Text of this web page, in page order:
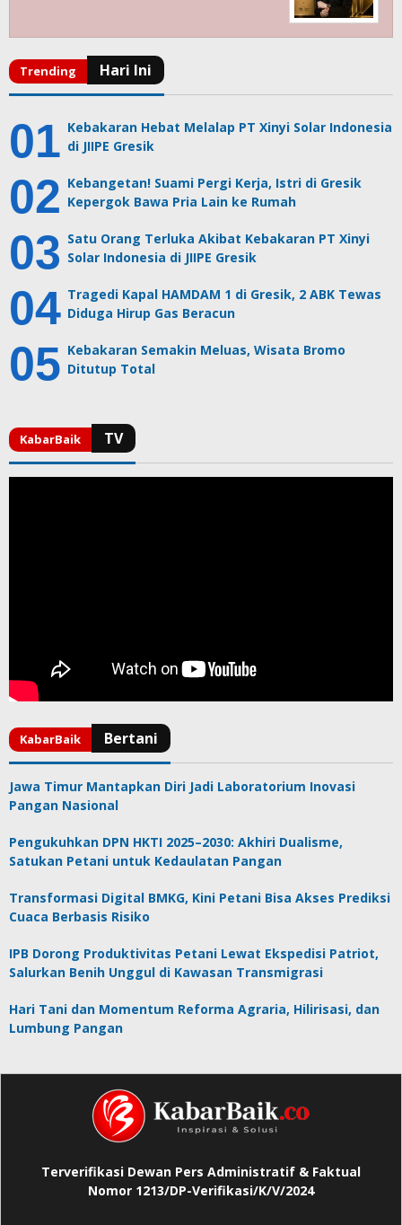
Kebakaran Hebat Melalap PT Xinyi Solar Indonesia
di JIIPE Gresik
Kebangetan! Suami Pergi Kerja, Istri di Gresik
Kepergok Bawa Pria Lain ke Rumah
Satu Orang Terluka Akibat Kebakaran PT Xinyi
Solar Indonesia di JIIPE Gresik
Tragedi Kapal HAMDAM 1 di Gresik, 2 ABK Tewas
Diduga Hirup Gas Beracun
Kebakaran Semakin Meluas, Wisata Bromo
Ditutup Total
Jawa Timur Mantapkan Diri Jadi Laboratorium Inovasi
Pangan Nasional
Pengukuhkan DPN HKTI 2025–2030: Akhiri Dualisme,
Satukan Petani untuk Kedaulatan Pangan
Transformasi Digital BMKG, Kini Petani Bisa Akses Prediksi
Cuaca Berbasis Risiko
IPB Dorong Produktivitas Petani Lewat Ekspedisi Patriot,
Salurkan Benih Unggul di Kawasan Transmigrasi
Hari Tani dan Momentum Reforma Agraria, Hilirisasi, dan
Lumbung Pangan
Terverifikasi Dewan Pers Administratif & Faktual
Nomor 1213/DP-Verifikasi/K/V/2024